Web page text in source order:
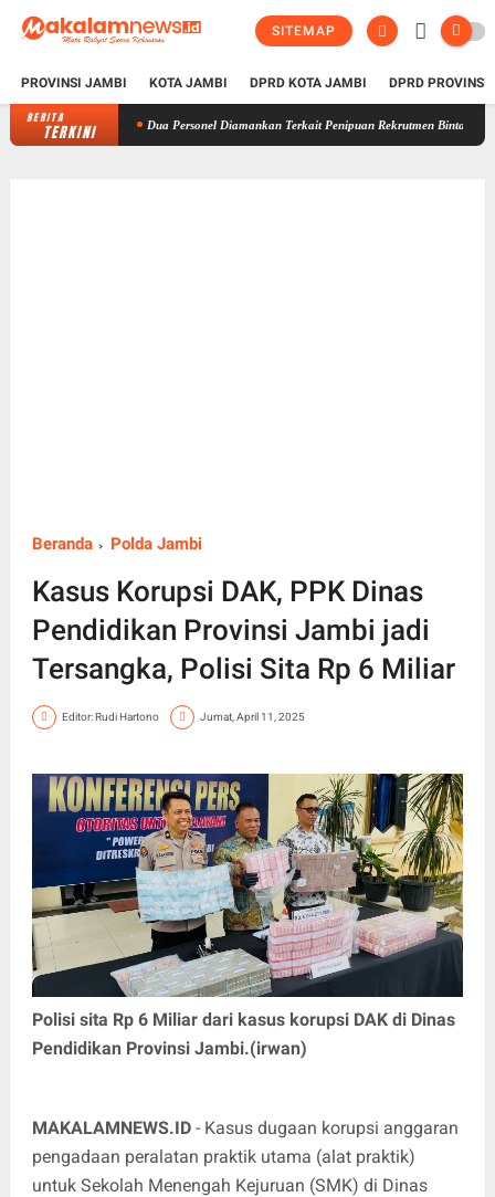
SITEMAP
PROVINSI JAMBI KOTA JAMBI DPRD KOTA JAMBI DPRD
BERITA
TERKINIDua Personel Diamankan Terkait Penipuan Rekrutmen Bintara Polri, Polda
Beranda Polda Jambi
Kasus Korupsi DAK, PPK Dinas
Pendidikan Provinsi Jambi jadi
Tersangka, Polisi Sita Rp 6 Miliar
Editor: Rudi Hartono Jumat, April 11, 2025
Polisi sita Rp 6 Miliar dari kasus korupsi DAK di Dinas
Pendidikan Provinsi Jambi.(irwan)
MAKALAMNEWS.ID- Kasus dugaan korupsi anggaran
pengadaan peralatan praktik utama (alat praktik)
untuk Sekolah Menengah Kejuruan (SMK) di Dinas